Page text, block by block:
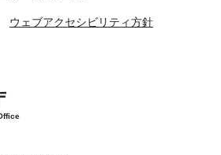
ウェブアクセシビリティ方針